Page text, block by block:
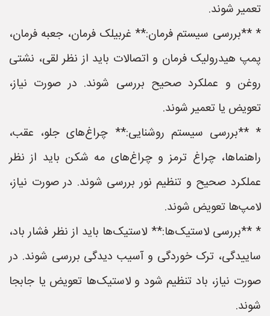
تعمیر شوند.
* **بررسی سیستم فرمان:** غربیلک فرمان، جعبه فرمان،
پمپ هیدرولیک فرمان و اتصالات باید از نظر لقی، نشتی
روغن و عملکرد صحیح بررسی شوند. در صورت نیاز،
تعویض یا تعمیر شوند.
* **بررسی سیستم روشنایی:** چراغ‌های جلو، عقب،
راهنماها، چراغ ترمز و چراغ‌های مه شکن باید از نظر
عملکرد صحیح و تنظیم نور بررسی شوند. در صورت نیاز،
لامپ‌ها تعویض شوند.
* **بررسی لاستیک‌ها:** لاستیک‌ها باید از نظر فشار باد،
ساییدگی، ترک خوردگی و آسیب دیدگی بررسی شوند. در
صورت نیاز، باد تنظیم شود و لاستیک‌ها تعویض یا جابجا
شوند.